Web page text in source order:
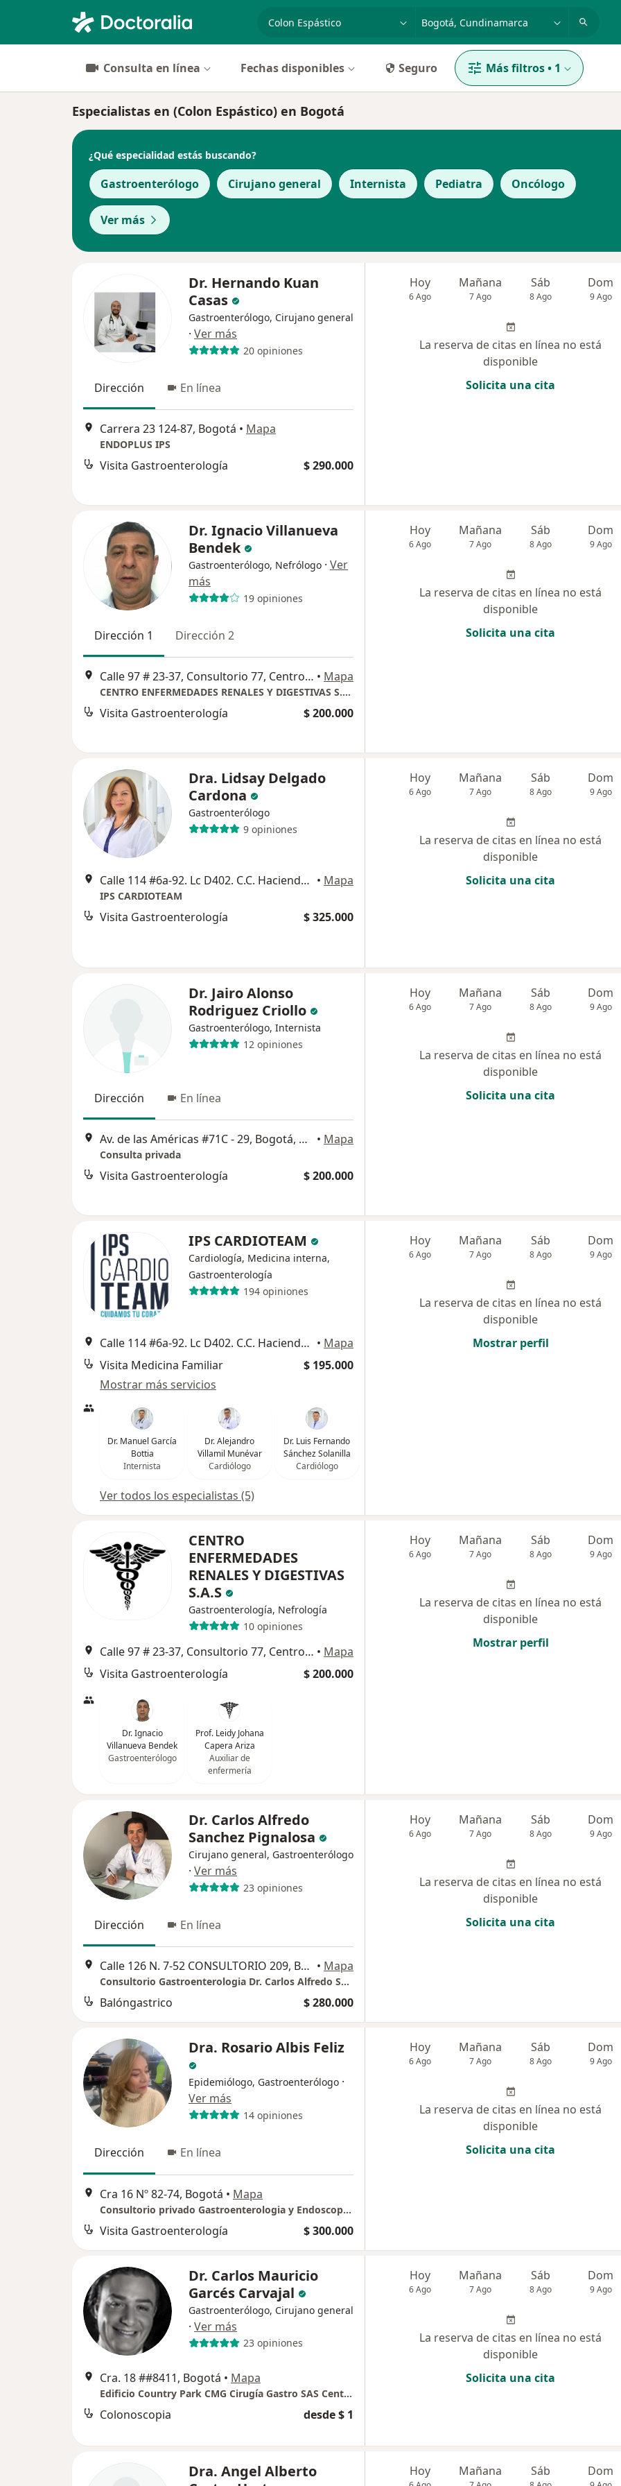
especialidad, enfermedad o nombre
p. ej. Bogotá
Consulta en línea Fechas disponibles Seguro Más filtros• 1
Especialistas en (Colon Espástico) en Bogotá
¿Qué especialidad estás buscando?
Gastroenterólogo Cirujano general Internista Pediatra Oncólogo
Ver más
Dr. Hernando Kuan
Casas
Gastroenterólogo, Cirujano general
· Ver más
20 opiniones
Dirección En línea
Carrera 23 124-87, Bogotá • Mapa
ENDOPLUS IPS
Visita Gastroenterología $ 290.000
Hoy
6 Ago
Mañana
7 Ago
Sáb
8 Ago
Dom
9 Ago
La reserva de citas en línea no está
disponible
Solicita una cita
Dr. Ignacio Villanueva
Bendek
Gastroenterólogo, Nefrólogo · Ver
más
19 opiniones
Dirección 1 Dirección 2
Calle 97 # 23-37, Consultorio 77, Centro médico Dalí Costado oriental de la, Auto. Norte, Bogotá • Mapa
CENTRO ENFERMEDADES RENALES Y DIGESTIVAS S.A.S
Visita Gastroenterología $ 200.000
Hoy
6 Ago
Mañana
7 Ago
Sáb
8 Ago
Dom
9 Ago
La reserva de citas en línea no está
disponible
Solicita una cita
Dra. Lidsay Delgado
Cardona
Gastroenterólogo
9 opiniones
Calle 114 #6a-92. Lc D402. C.C. Hacienda Santa Barbara, Bogotá • Mapa
IPS CARDIOTEAM
Visita Gastroenterología $ 325.000
Hoy
6 Ago
Mañana
7 Ago
Sáb
8 Ago
Dom
9 Ago
La reserva de citas en línea no está
disponible
Solicita una cita
Dr. Jairo Alonso
Rodriguez Criollo
Gastroenterólogo, Internista
12 opiniones
Dirección En línea
Av. de las Américas #71C - 29, Bogotá, Bogotá • Mapa
Consulta privada
Visita Gastroenterología $ 200.000
Hoy
6 Ago
Mañana
7 Ago
Sáb
8 Ago
Dom
9 Ago
La reserva de citas en línea no está
disponible
Solicita una cita
IPS CARDIOTEAM
Cardiología, Medicina interna,
Gastroenterología
194 opiniones
Calle 114 #6a-92. Lc D402. C.C. Hacienda Santa Barbara, Bogotá • Mapa
Visita Medicina Familiar
$ 195.000
Mostrar más servicios
Dr. Manuel García
Bottia
Internista
Dr. Alejandro
Villamil Munévar
Cardiólogo
Dr. Luis Fernando
Sánchez Solanilla
Cardiólogo
Ver todos los especialistas (5)
Hoy
6 Ago
Mañana
7 Ago
Sáb
8 Ago
Dom
9 Ago
La reserva de citas en línea no está
disponible
Mostrar perfil
CENTRO
ENFERMEDADES
RENALES Y DIGESTIVAS
S.A.S
Gastroenterología, Nefrología
10 opiniones
Calle 97 # 23-37, Consultorio 77, Centro médico Dalí Costado oriental de la, Auto. Norte, Bogotá • Mapa
Visita Gastroenterología
$ 200.000
Dr. Ignacio
Villanueva Bendek
Gastroenterólogo
Prof. Leidy Johana
Capera Ariza
Auxiliar de
enfermería
Hoy
6 Ago
Mañana
7 Ago
Sáb
8 Ago
Dom
9 Ago
La reserva de citas en línea no está
disponible
Mostrar perfil
Dr. Carlos Alfredo
Sanchez Pignalosa
Cirujano general, Gastroenterólogo
· Ver más
23 opiniones
Dirección En línea
Calle 126 N. 7-52 CONSULTORIO 209, Bogotá • Mapa
Consultorio Gastroenterologia Dr. Carlos Alfredo Sanchez Pignalosa
Balóngastrico $ 280.000
Hoy
6 Ago
Mañana
7 Ago
Sáb
8 Ago
Dom
9 Ago
La reserva de citas en línea no está
disponible
Solicita una cita
Dra. Rosario Albis Feliz
Epidemiólogo, Gastroenterólogo ·
Ver más
14 opiniones
Dirección En línea
Cra 16 Nº 82-74, Bogotá • Mapa
Consultorio privado Gastroenterologia y Endoscopia Dra Rosario Albis Feliz
Visita Gastroenterología $ 300.000
Hoy
6 Ago
Mañana
7 Ago
Sáb
8 Ago
Dom
9 Ago
La reserva de citas en línea no está
disponible
Solicita una cita
Dr. Carlos Mauricio
Garcés Carvajal
Gastroenterólogo, Cirujano general
· Ver más
23 opiniones
Cra. 18 ##8411, Bogotá • Mapa
Edificio Country Park CMG Cirugía Gastro SAS Centro de Endoscopias Consultorio 605
Colonoscopia desde $ 1
Hoy
6 Ago
Mañana
7 Ago
Sáb
8 Ago
Dom
9 Ago
La reserva de citas en línea no está
disponible
Solicita una cita
Dra. Angel Alberto
Hoy Mañana Sáb Dom